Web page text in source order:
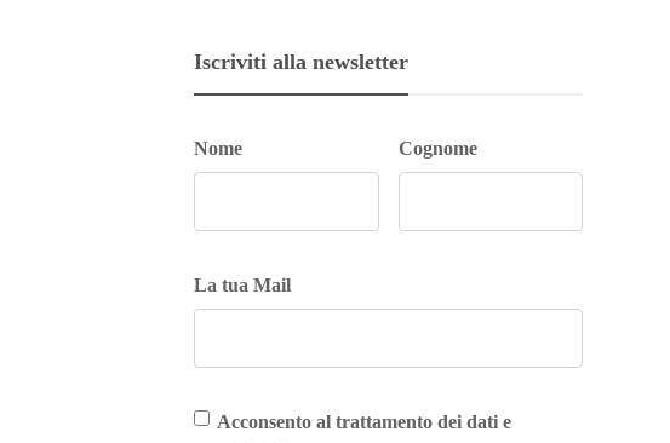
Iscriviti alla newsletter
Nome Cognome
La tua Mail
Acconsento al trattamento dei dati e